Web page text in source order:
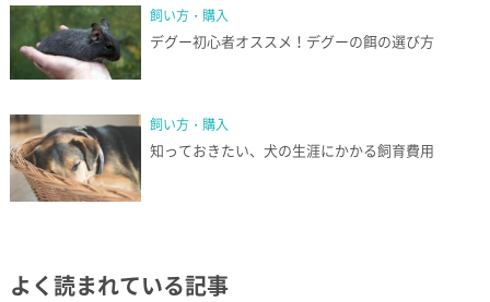
飼い方・購入
デグー初心者オススメ！デグーの餌の選び方
飼い方・購入
知っておきたい、犬の生涯にかかる飼育費用
よく読まれている記事